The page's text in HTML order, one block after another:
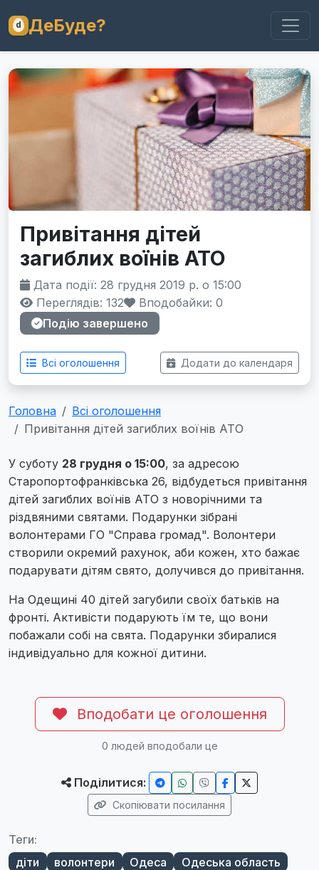
ДеБуде?
Привітання дітей
загиблих воїнів АТО
Дата події: 28 грудня 2019 р. о 15:00
Переглядів: 132
Вподобайки: 0
Подію завершено
Всі оголошення Додати до календаря
Головна
Всі оголошення
Привітання дітей загиблих воїнів АТО
У суботу 28 грудня о 15:00, за адресою
Старопортофранківська 26, відбудеться привітання
дітей загиблих воїнів АТО з новорічними та
різдвяними святами. Подарунки зібрані
волонтерами ГО "Справа громад". Волонтери
створили окремий рахунок, аби кожен, хто бажає
подарувати дітям свято, долучився до привітання.
На Одещині 40 дітей загубили своїх батьків на
фронті. Активісти подарують їм те, що вони
побажали собі на свята. Подарунки збиралися
індивідуально для кожної дитини.
Вподобати це оголошення
0 людей вподобали це
Поділитися:
Скопіювати посилання
Теги:
діти
волонтери Одеса
Одеська область